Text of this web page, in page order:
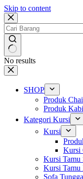
Skip to content
No results
SHOP
Produk
Produk
Kategori Kursi
Kursi
Kursi
Kursi Tamu
Kursi
Sofa